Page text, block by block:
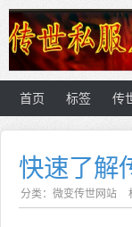
首页 标签 传
快速了解
分类： 微变传世网站